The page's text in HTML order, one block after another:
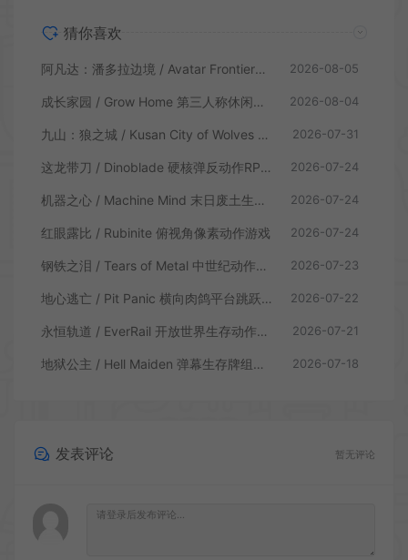
猜你喜欢
阿凡达：潘多拉边境 / Avatar Frontiers of Pandora 开放世界冒险游戏 2026-08-05
成长家园 / Grow Home 第三人称休闲动作游戏 2026-08-04
九山：狼之城 / Kusan City of Wolves 硬核俯视角动作游戏 2026-07-31
这龙带刀 / Dinoblade 硬核弹反动作RPG游戏 2026-07-24
机器之心 / Machine Mind 末日废土生存动作游戏 2026-07-24
红眼露比 / Rubinite 俯视角像素动作游戏 2026-07-24
钢铁之泪 / Tears of Metal 中世纪动作肉鸽游戏 2026-07-23
地心逃亡 / Pit Panic 横向肉鸽平台跳跃游戏 2026-07-22
永恒轨道 / EverRail 开放世界生存动作游戏 2026-07-21
地狱公主 / Hell Maiden 弹幕生存牌组动作游戏 2026-07-18
发表评论 暂无评论